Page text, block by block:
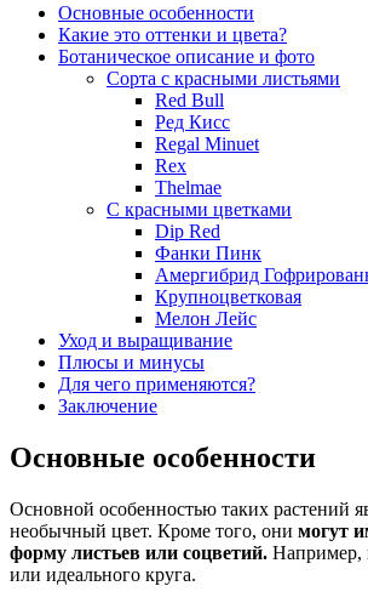
Основные особенности
Какие это оттенки и цвета?
Ботаническое описание и фото
Сорта с красными листьями
Red Bull
Ред Кисс
Regal Minuet
Rex
Thelmae
С красными цветками
Dip Red
Фанки Пинк
Амергибрид
Крупноцветковая
Мелон Лейс
Уход и выращивание
Плюсы и минусы
Для чего применяются?
Заключение
Основные особенности
Основной особенностью таких растений
необычный цвет. Кроме того, они могут
форму листьев или соцветий. Например,
или идеального круга.